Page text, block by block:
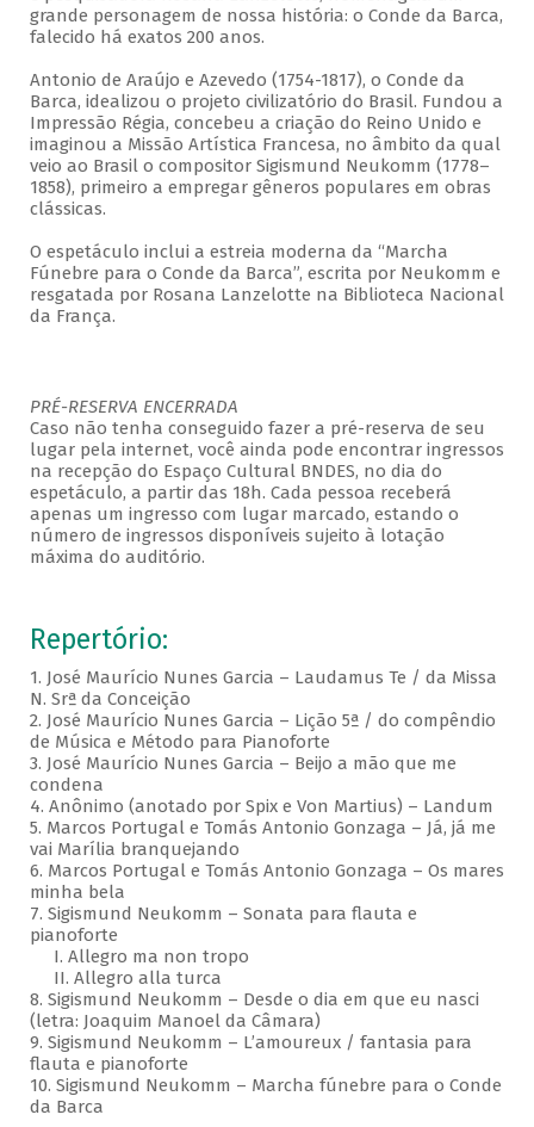
grande personagem de nossa história: o Conde da Barca,
falecido há exatos 200 anos.
Antonio de Araújo e Azevedo (1754-1817), o Conde da
Barca, idealizou o projeto civilizatório do Brasil. Fundou a
Impressão Régia, concebeu a criação do Reino Unido e
imaginou a Missão Artística Francesa, no âmbito da qual
veio ao Brasil o compositor Sigismund Neukomm (1778–
1858), primeiro a empregar gêneros populares em obras
clássicas.
O espetáculo inclui a estreia moderna da “Marcha
Fúnebre para o Conde da Barca”, escrita por Neukomm e
resgatada por Rosana Lanzelotte na Biblioteca Nacional
da França.
PRÉ-RESERVA ENCERRADA
Caso não tenha conseguido fazer a pré-reserva de seu
lugar pela internet, você ainda pode encontrar ingressos
na recepção do Espaço Cultural BNDES, no dia do
espetáculo, a partir das 18h. Cada pessoa receberá
apenas um ingresso com lugar marcado, estando o
número de ingressos disponíveis sujeito à lotação
máxima do auditório.
Repertório:
1. José Maurício Nunes Garcia – Laudamus Te / da Missa
N. Srª da Conceição
2. José Maurício Nunes Garcia – Lição 5ª / do compêndio
de Música e Método para Pianoforte
3. José Maurício Nunes Garcia – Beijo a mão que me
condena
4. Anônimo (anotado por Spix e Von Martius) – Landum
5. Marcos Portugal e Tomás Antonio Gonzaga – Já, já me
vai Marília branquejando
6. Marcos Portugal e Tomás Antonio Gonzaga – Os mares
minha bela
7. Sigismund Neukomm – Sonata para flauta e
pianoforte
I. Allegro ma non tropo
II. Allegro alla turca
8. Sigismund Neukomm – Desde o dia em que eu nasci
(letra: Joaquim Manoel da Câmara)
9. Sigismund Neukomm – L’amoureux / fantasia para
flauta e pianoforte
10. Sigismund Neukomm – Marcha fúnebre para o Conde
da Barca